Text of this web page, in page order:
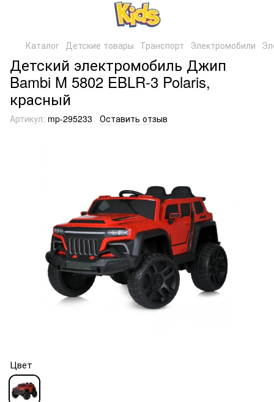
Каталог Детские товары Транспорт Электромобили
Детский электромобиль Джип
Bambi M 5802 EBLR-3 Polaris,
красный
Артикул: mp-295233 Оставить отзыв
Цвет